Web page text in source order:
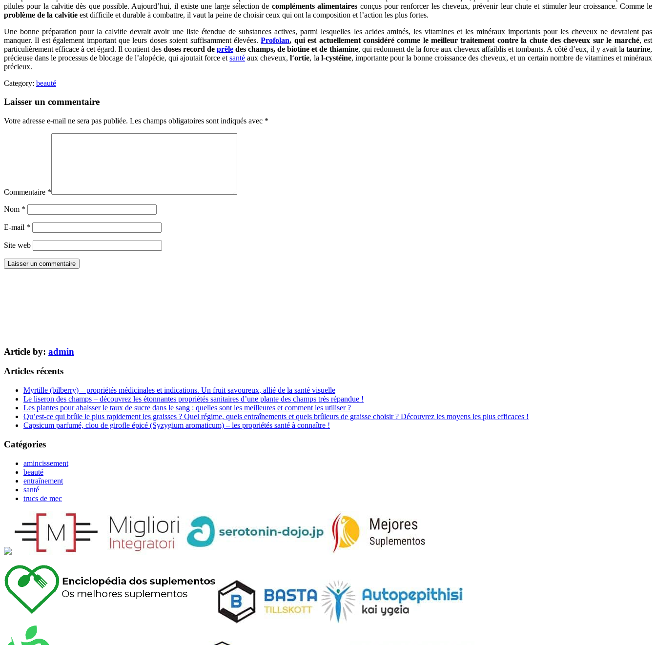
pilules pour la calvitie dès que possible. Aujourd’hui, il existe une large sélection de compléments alimentaires conçus pour renforcer les cheveux, prévenir leur chute et stimuler leur croissance. Comme le
problème de la calvitie est difficile et durable à combattre, il vaut la peine de choisir ceux qui ont la composition et l’action les plus fortes.
Une bonne préparation pour la calvitie devrait avoir une liste étendue de substances actives, parmi lesquelles les acides aminés, les vitamines et les minéraux importants pour les cheveux ne devraient pas
manquer. Il est également important que leurs doses soient suffisamment élevées.Profolan, qui est actuellement considéré comme le meilleur traitement contre la chute des cheveux sur le marché, est
particulièrement efficace à cet égard. Il contient des doses record de prêledes champs, de biotine et de thiamine, qui redonnent de la force aux cheveux affaiblis et tombants. A côté d’eux, il y avait lataurine,
précieuse dans le processus de blocage de l’alopécie, qui ajoutait force etsanté aux cheveux,l‘ortie, la l-cystéine, importante pour la bonne croissance des cheveux, et un certain nombre de vitamines et minéraux
précieux.
Category: beauté
Laisser un commentaire
Votre adresse e-mail ne sera pas publiée. Les champs obligatoires sont indiqués avec *
Commentaire *
Nom *
E-mail *
Site web
Article by: admin
Articles récents
Myrtille (bilberry) – propriétés médicinales et indications. Un fruit savoureux, allié de la santé visuelle
Le liseron des champs – découvrez les étonnantes propriétés sanitaires d’une plante des champs très répandue !
Les plantes pour abaisser le taux de sucre dans le sang : quelles sont les meilleures et comment les utiliser ?
Qu’est-ce qui brûle le plus rapidement les graisses ? Quel régime, quels entraînements et quels brûleurs de graisse choisir ? Découvrez les moyens les plus efficaces !
Capsicum parfumé, clou de girofle épicé (Syzygium aromaticum) – les propriétés santé à connaître !
Catégories
amincissement
beauté
entraînement
santé
trucs de mec